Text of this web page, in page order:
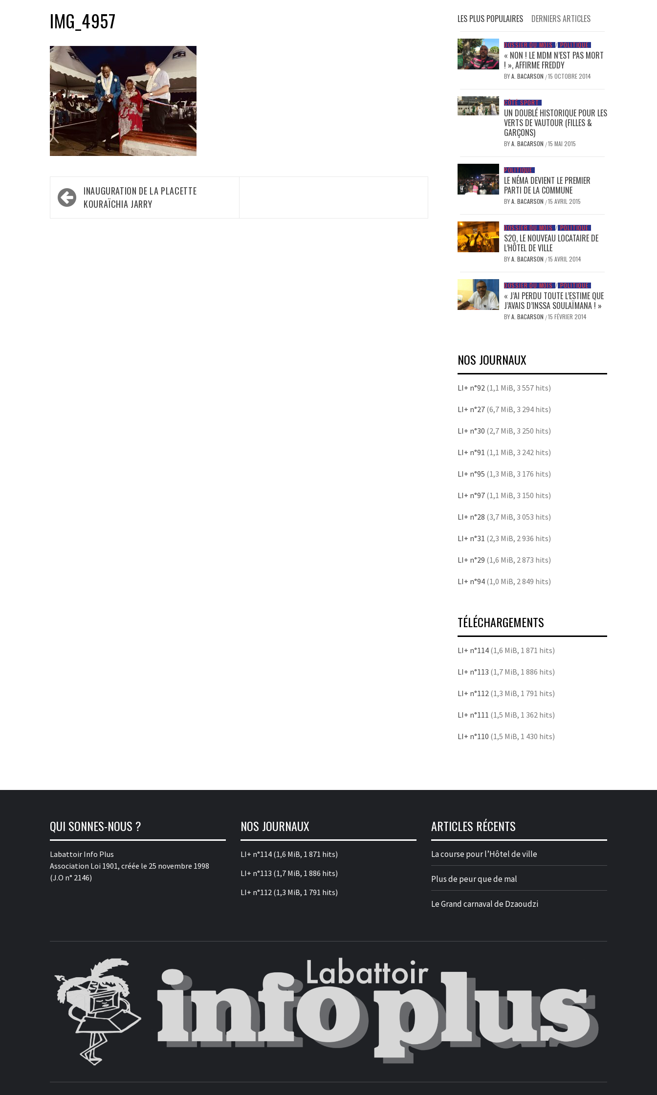
IMG_4957
Navigation
de
INAUGURATION DE LA PLACETTE
KOURAÏCHIA JARRY
LES PLUS POPULAIRES DERNIERS ARTICLES
DOSSIER DU MOIS / POLITIQUE
« NON ! LE MDM N’EST PAS MORT
! », AFFIRME FREDDY
BYA. BACARSON /15 OCTOBRE 2014
CÔTÉ SPORT
UN DOUBLÉ HISTORIQUE POUR LES
VERTS DE VAUTOUR (FILLES &
GARÇONS)
BYA. BACARSON /15 MAI 2015
POLITIQUE
LE NÉMA DEVIENT LE PREMIER
PARTI DE LA COMMUNE
BYA. BACARSON /15 AVRIL 2015
DOSSIER DU MOIS / POLITIQUE
S2O, LE NOUVEAU LOCATAIRE DE
L’HÔTEL DE VILLE
BYA. BACARSON /15 AVRIL 2014
DOSSIER DU MOIS / POLITIQUE
« J’AI PERDU TOUTE L’ESTIME QUE
J’AVAIS D’INSSA SOULAÏMANA ! »
BYA. BACARSON /15 FÉVRIER 2014
NOS JOURNAUX
LI+ n°92 (1,1 MiB, 3 557 hits)
LI+ n°27 (6,7 MiB, 3 294 hits)
LI+ n°30 (2,7 MiB, 3 250 hits)
LI+ n°91 (1,1 MiB, 3 242 hits)
LI+ n°95 (1,3 MiB, 3 176 hits)
LI+ n°97 (1,1 MiB, 3 150 hits)
LI+ n°28 (3,7 MiB, 3 053 hits)
LI+ n°31 (2,3 MiB, 2 936 hits)
LI+ n°29 (1,6 MiB, 2 873 hits)
LI+ n°94 (1,0 MiB, 2 849 hits)
TÉLÉCHARGEMENTS
LI+ n°114 (1,6 MiB, 1 871 hits)
LI+ n°113 (1,7 MiB, 1 886 hits)
LI+ n°112 (1,3 MiB, 1 791 hits)
LI+ n°111 (1,5 MiB, 1 362 hits)
LI+ n°110 (1,5 MiB, 1 430 hits)
QUI SONNES-NOUS ?
Labattoir Info Plus
Association Loi 1901, créée le 25 novembre 1998
(J.O n° 2146)
NOS JOURNAUX
LI+ n°114 (1,6 MiB, 1 871 hits)
LI+ n°113 (1,7 MiB, 1 886 hits)
LI+ n°112 (1,3 MiB, 1 791 hits)
ARTICLES RÉCENTS
La course pour l’Hôtel de ville
Plus de peur que de mal
Le Grand carnaval de Dzaoudzi